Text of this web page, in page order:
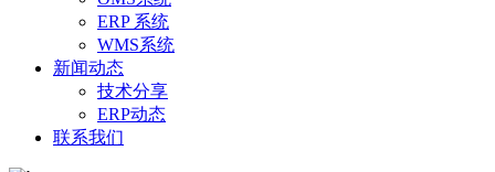
ERP 系统
WMS系统
新闻动态
技术分享
ERP动态
联系我们